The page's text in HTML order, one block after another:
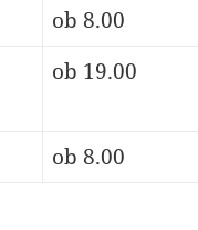
ob 8.00
ob 19.00
ob 8.00